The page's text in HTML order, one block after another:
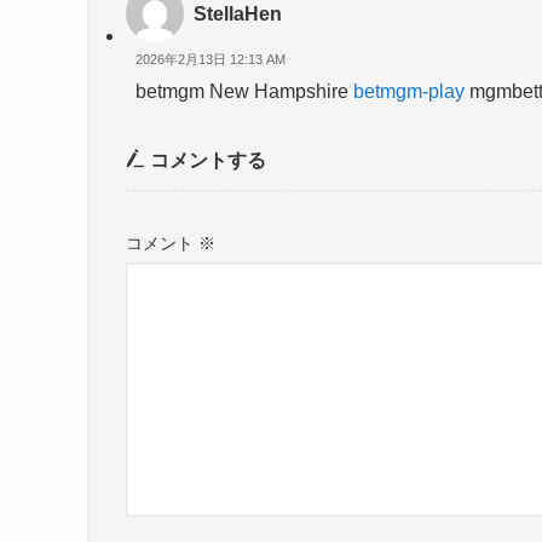
StellaHen
2026年2月13日 12:13 AM
betmgm New Hampshire betmgm-play
コメントする
コメント ※